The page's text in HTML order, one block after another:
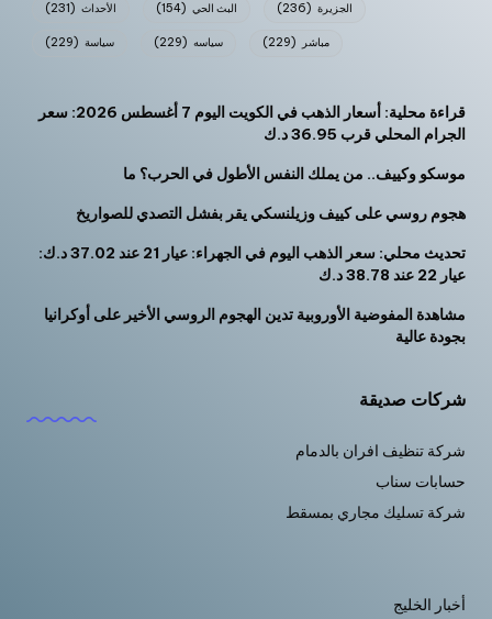
الأحداث (231) البث الحي (154) الجزيرة (236)
سياسة (229) سياسه (229) مباشر (229)
قراءة محلية: أسعار الذهب في الكويت اليوم 7 أغسطس 2026: سعر
الجرام المحلي قرب 36.95 د.ك
موسكو وكييف.. من يملك النفس الأطول في الحرب؟ ما
هجوم روسي على كييف وزيلنسكي يقر بفشل التصدي للصواريخ
تحديث محلي: سعر الذهب اليوم في الجهراء: عيار 21 عند 37.02 د.ك:
عيار 22 عند 38.78 د.ك
مشاهدة المفوضية الأوروبية تدين الهجوم الروسي الأخير على أوكرانيا
بجودة عالية
شركات صديقة
شركة تنظيف افران بالدمام
حسابات سناب
شركة تسليك مجاري بمسقط
أخبار الخليج